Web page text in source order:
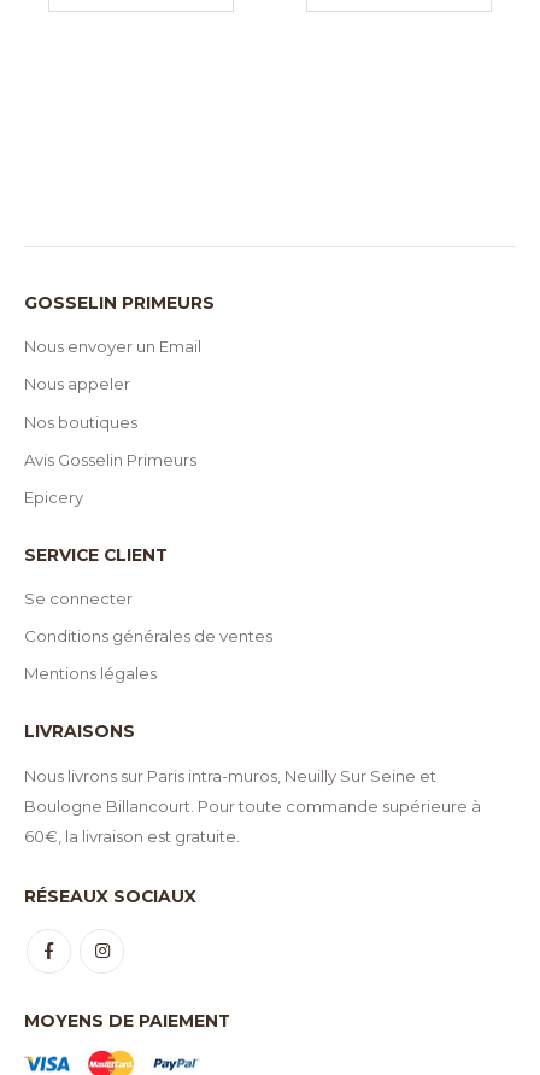
GOSSELIN PRIMEURS
Nous envoyer un Email
Nous appeler
Nos boutiques
Avis Gosselin Primeurs
Epicery
SERVICE CLIENT
Se connecter
Conditions générales de ventes
Mentions légales
LIVRAISONS
Nous livrons sur Paris intra-muros, Neuilly Sur Seine et
Boulogne Billancourt. Pour toute commande supérieure à
60€, la livraison est gratuite.
RÉSEAUX SOCIAUX
MOYENS DE PAIEMENT